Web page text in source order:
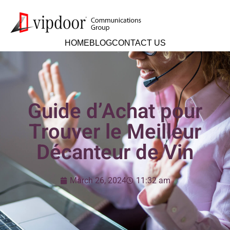
HOMEBLOGCONTACT US
Guide d’Achat pour
Trouver le Meilleur
Décanteur de Vin
March 26, 2024 11:32 am